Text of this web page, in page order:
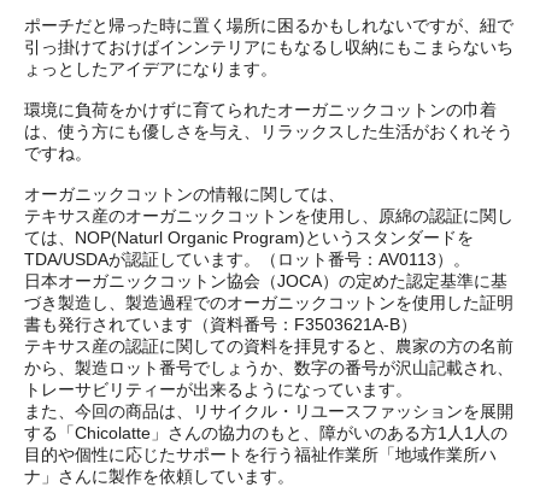
ポーチだと帰った時に置く場所に困るかもしれないですが、紐で
引っ掛けておけばインンテリアにもなるし収納にもこまらないち
ょっとしたアイデアになります。
環境に負荷をかけずに育てられたオーガニックコットンの巾着
は、使う方にも優しさを与え、リラックスした生活がおくれそう
ですね。
オーガニックコットンの情報に関しては、
テキサス産のオーガニックコットンを使用し、原綿の認証に関し
ては、NOP(Naturl Organic Program)というスタンダードを
TDA/USDAが認証しています。（ロット番号：AV0113）。
日本オーガニックコットン協会（JOCA）の定めた認定基準に基
づき製造し、製造過程でのオーガニックコットンを使用した証明
書も発行されています（資料番号：F3503621A-B）
テキサス産の認証に関しての資料を拝見すると、農家の方の名前
から、製造ロット番号でしょうか、数字の番号が沢山記載され、
トレーサビリティーが出来るようになっています。
また、今回の商品は、リサイクル・リユースファッションを展開
する「Chicolatte」さんの協力のもと、障がいのある方1人1人の
目的や個性に応じたサポートを行う福祉作業所「地域作業所ハ
ナ」さんに製作を依頼しています。